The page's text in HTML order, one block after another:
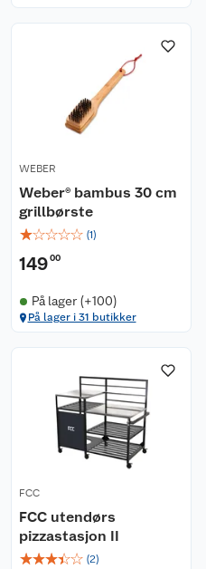
WEBER
Weber® bambus 30 cm
grillbørste
☆☆☆☆☆ (1)
14900
På lager (+100)
På lager i 31 butikker
FCC
FCC utendørs
pizzastasjon II
☆☆☆☆☆ (2)